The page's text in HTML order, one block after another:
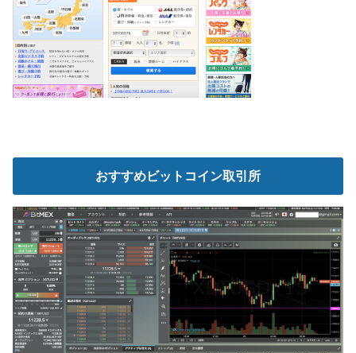
おすすめビットコイン取引所